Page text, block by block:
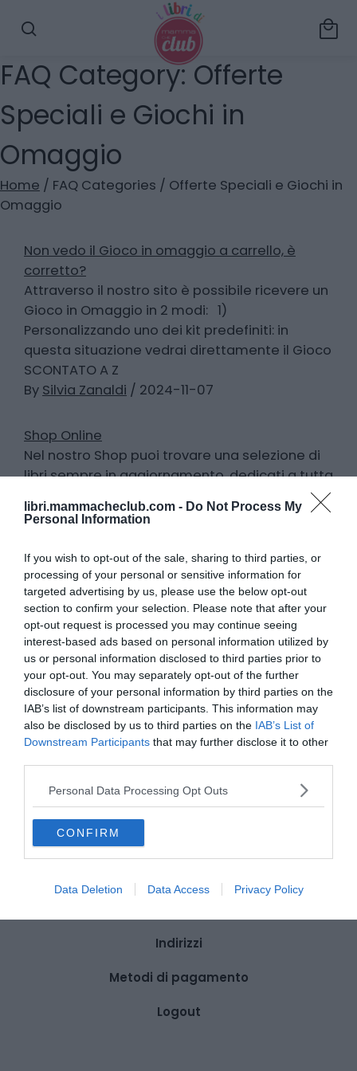
libri.mammacheclub.com - Do Not Process My
Personal Information
If you wish to opt-out of the sale, sharing to third parties, or
processing of your personal or sensitive information for
targeted advertising by us, please use the below opt-out
section to confirm your selection. Please note that after your
opt-out request is processed you may continue seeing
interest-based ads based on personal information utilized by
us or personal information disclosed to third parties prior to
your opt-out. You may separately opt-out of the further
disclosure of your personal information by third parties on the
IAB’s list of downstream participants. This information may
also be disclosed by us to third parties on the IAB’s List of
Downstream Participants that may further disclose it to other
Personal Data Processing Opt Outs
CONFIRM
Data Deletion Data Access Privacy Policy
search local_mall
FAQ Category:Offerte
Speciali e Giochi in
Omaggio
Home / FAQ Categories / Offerte Speciali e Giochi in
Omaggio
Non vedo il Gioco in omaggio a carrello, è
corretto?
Attraverso il nostro sito è possibile ricevere un
Gioco in Omaggio in 2 modi: 1)
Personalizzando uno dei kit predefiniti: in
questa situazione vedrai direttamente il Gioco
SCONTATO A Z
By Silvia Zanaldi / 2024-11-07
Shop Online
Nel nostro Shop puoi trovare una selezione di
libri sempre in aggiornamento, dedicati a tutta
50€ in 2-4 giorni lavorativi. Approfitta del
BySilvia Zanaldi/ 2024-11-07
Posso davvero ricevere un Gioco in Omaggio?
In che modo?
Certo! Aggiungi i tuoi libri preferiti al carrello e
inserisci in fase di check-out il codice sconto
SPECIALELIBRI. In base alla fascia di prezzo nella
quale si posizionerà il tuo ordine (15-30€
ByAlessio Iaconianni/ 2024-07-18
Indirizzi
Metodi di pagamento
Logout